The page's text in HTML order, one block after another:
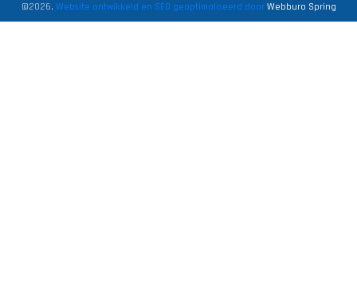
©2026, Website ontwikkeld en SEO geoptimaliseerd door Webburo Spring